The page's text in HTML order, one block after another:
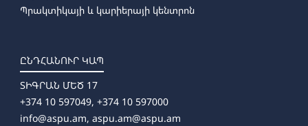
Պրակտիկայի և կարիերայի կենտրոն
ԸՆԴՀԱՆՈՒՐ ԿԱՊ
ՏԻԳՐԱՆ ՄԵԾ 17
+374 10 597049, +374 10 597000
info@aspu.am, aspu.am@aspu.am